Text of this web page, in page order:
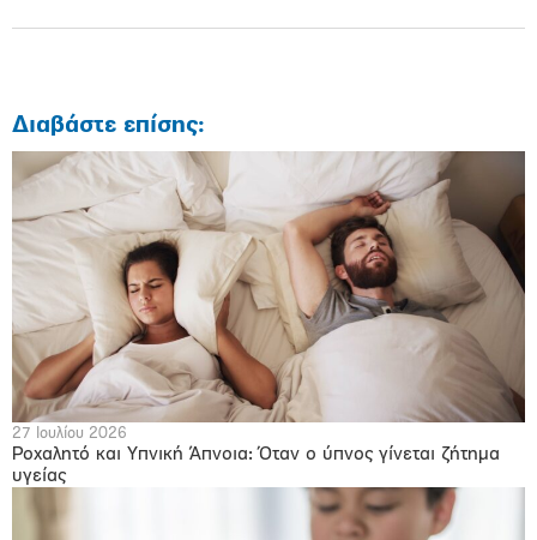
Διαβάστε επίσης:
27 Ιουλίου 2026
Ροχαλητό και Υπνική Άπνοια: Όταν ο ύπνος γίνεται ζήτημα
υγείας